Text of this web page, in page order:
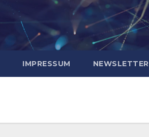
IMPRESSUM NEWSLETTER